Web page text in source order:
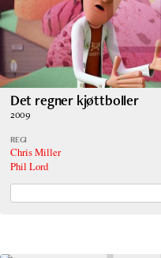
Det regner kjøttboller
2009
REGI
Chris Miller
Phil Lord